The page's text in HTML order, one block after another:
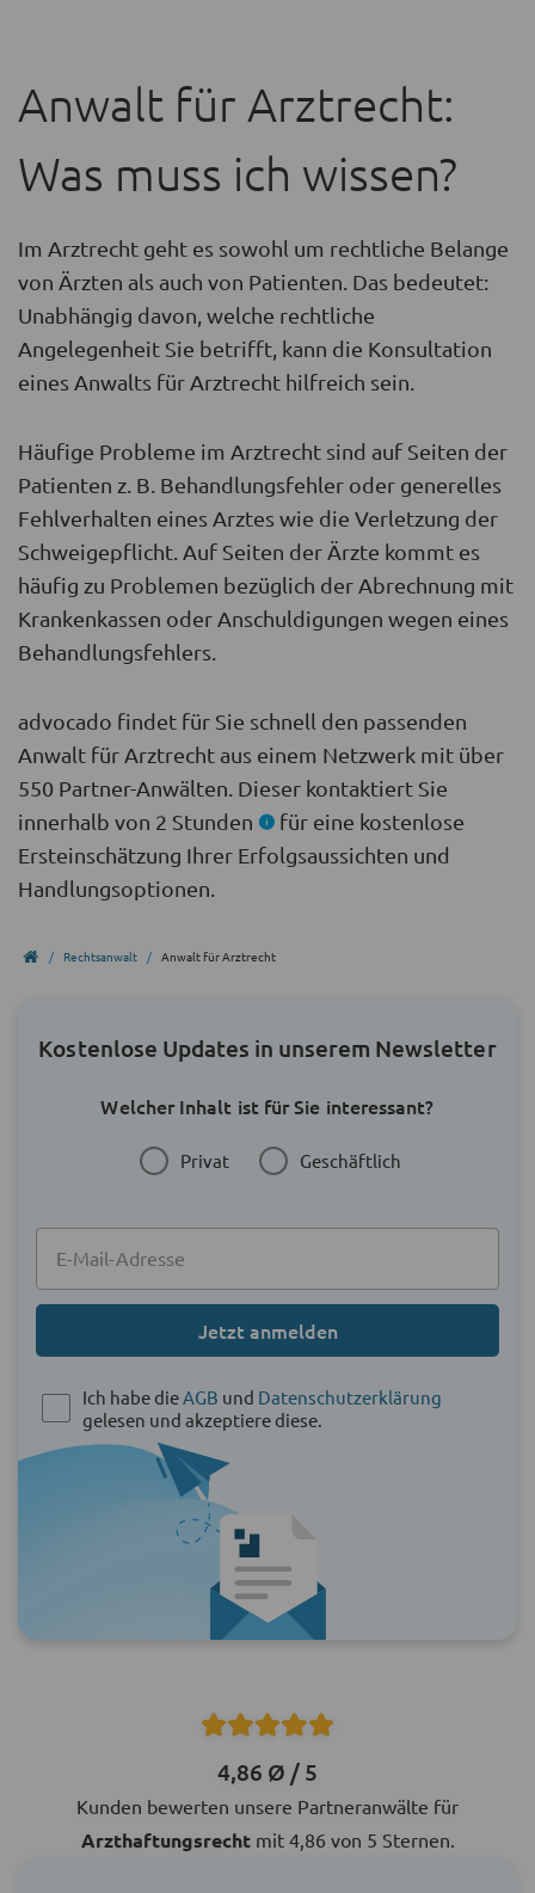
Anwalt für Arztrecht:
Was muss ich wissen?
Im Arztrecht geht es sowohl um rechtliche Belange
von Ärzten als auch von Patienten. Das bedeutet:
Unabhängig davon, welche rechtliche
Angelegenheit Sie betrifft, kann die Konsultation
eines Anwalts für Arztrecht hilfreich sein.
Häufige Probleme im Arztrecht sind auf Seiten der
Patienten z. B. Behandlungsfehler oder generelles
Fehlverhalten eines Arztes wie die Verletzung der
Schweigepflicht. Auf Seiten der Ärzte kommt es
häufig zu Problemen bezüglich der Abrechnung mit
Krankenkassen oder Anschuldigungen wegen eines
Behandlungsfehlers.
advocado findet für Sie schnell den passenden
Anwalt für Arztrecht aus einem Netzwerk mit über
550 Partner-Anwälten. Dieser kontaktiert Sie
innerhalb von 2 Stunden
für eine kostenlose
Ersteinschätzung Ihrer Erfolgsaussichten und
Handlungsoptionen.
Rechtsanwalt Anwalt für Arztrecht
Kostenlose Updates in unserem Newsletter
Welcher Inhalt ist für Sie interessant?
Privat Geschäftlich
Jetzt anmelden
Ich habe die AGB und Datenschutzerklärung
gelesen und akzeptiere diese.
4,86 Ø / 5
Kunden bewerten unsere Partneranwälte für
Arzthaftungsrechtmit 4,86 von 5 Sternen.